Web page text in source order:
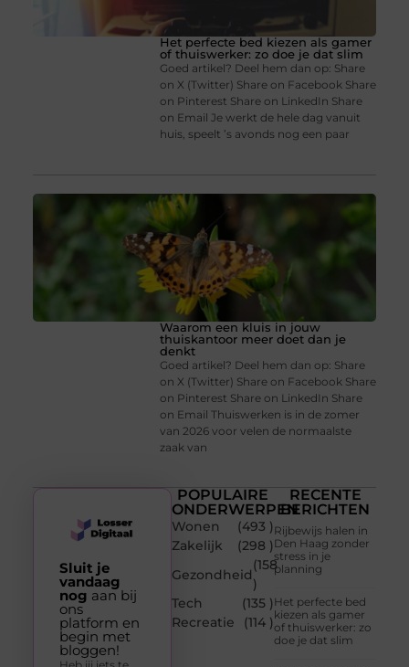
Het perfecte bed kiezen als gamer
of thuiswerker: zo doe je dat slim
Goed artikel? Deel hem dan op: Share
on X (Twitter) Share on Facebook Share
on Pinterest Share on LinkedIn Share
on Email Je werkt de hele dag vanuit
huis, speelt ’s avonds nog een paar
Waarom een kluis in jouw
thuiskantoor meer doet dan je
denkt
Goed artikel? Deel hem dan op: Share
on X (Twitter) Share on Facebook Share
on Pinterest Share on LinkedIn Share
on Email Thuiswerken is in de zomer
van 2026 voor velen de normaalste
zaak van
POPULAIRE
ONDERWERPEN
Wonen
(493 )
Zakelijk
(298 )
Gezondheid
(158
)
Tech
(135 )
Recreatie
(114 )
RECENTE
BERICHTEN
Rijbewijs halen in
Den Haag zonder
stress in je
planning
Het perfecte bed
kiezen als gamer
of thuiswerker: zo
doe je dat slim
Sluit je
vandaag
nog aan bij
ons
platform en
begin met
bloggen!